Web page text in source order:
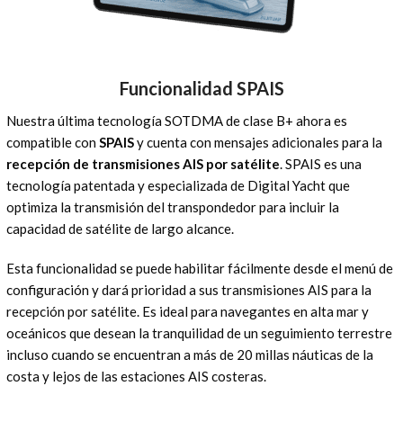
Funcionalidad SPAIS
Nuestra última tecnología SOTDMA de clase B+ ahora es
compatible conSPAISy cuenta con mensajes adicionales para la
recepción de transmisiones AIS por satélite. SPAIS es una
tecnología patentada y especializada de Digital Yacht que
optimiza la transmisión del transpondedor para incluir la
capacidad de satélite de largo alcance.
Esta funcionalidad se puede habilitar fácilmente desde el menú de
configuración y dará prioridad a sus transmisiones AIS para la
recepción por satélite. Es ideal para navegantes en alta mar y
oceánicos que desean la tranquilidad de un seguimiento terrestre
incluso cuando se encuentran a más de 20 millas náuticas de la
costa y lejos de las estaciones AIS costeras.